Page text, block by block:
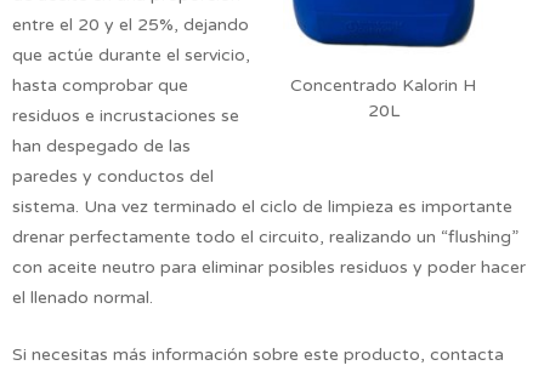
Concentrado Kalorin H
20L
entre el 20 y el 25%, dejando
que actúe durante el servicio,
hasta comprobar que
residuos e incrustaciones se
han despegado de las
paredes y conductos del
sistema. Una vez terminado el ciclo de limpieza es importante
drenar perfectamente todo el circuito, realizando un “flushing”
con aceite neutro para eliminar posibles residuos y poder hacer
el llenado normal.
Si necesitas más información sobre este producto, contacta